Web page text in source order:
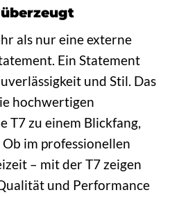
als nur eine externe
Ein Statement
und Stil. Das
hochwertigen
T7 zu einem Blickfang,
im professionellen
– mit der T7 zeigen
und Performance